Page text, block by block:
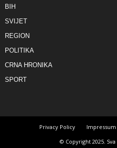
BIH
SVIJET
REGION
POLITIKA
CRNA HRONIKA
SPORT
Privacy Policy Impressum
© Copyright 2025.